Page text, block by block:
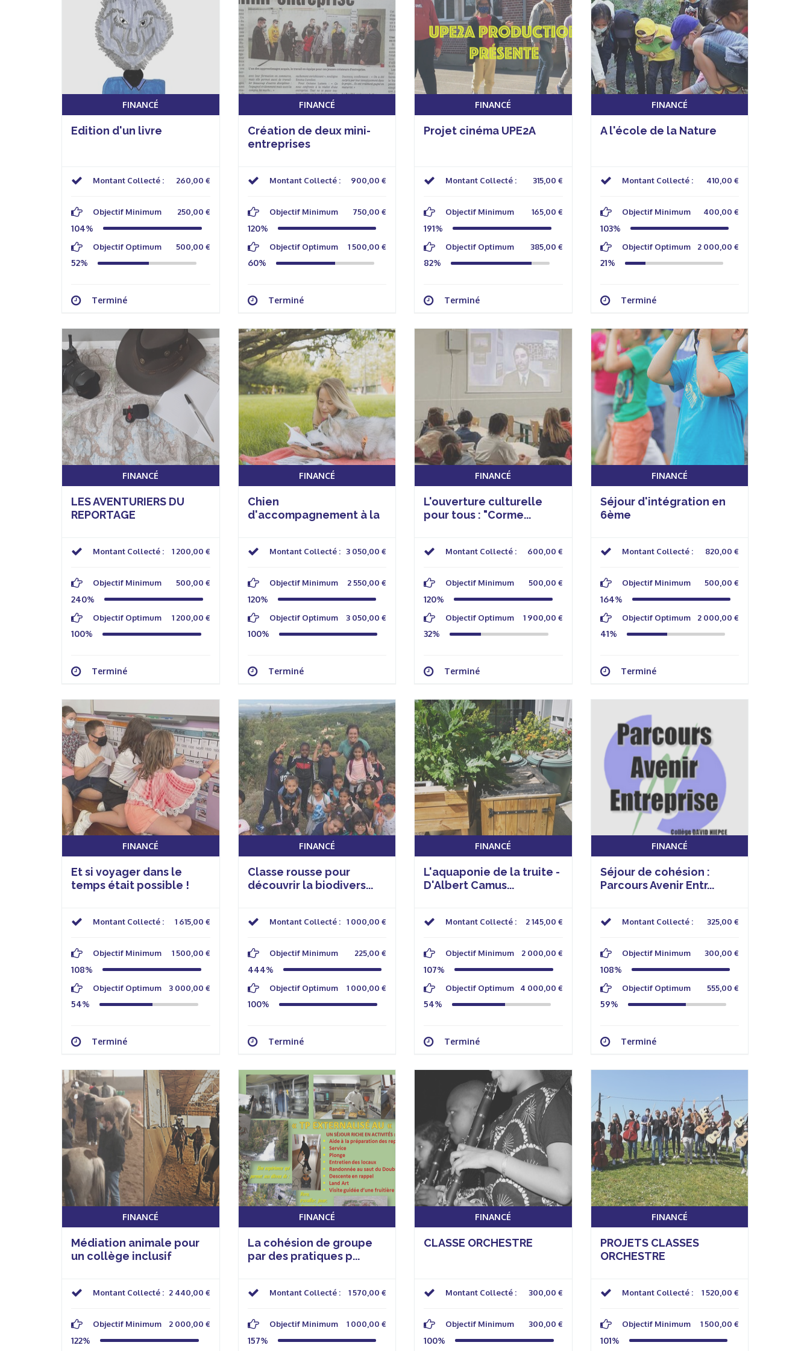
FINANCÉ
Edition d'un livre
Montant Collecté : 260,00 €
Objectif Minimum 250,00 €
104%
Objectif Optimum 500,00 €
52%
Terminé
FINANCÉ
Création de deux mini-
entreprises
Montant Collecté : 900,00 €
Objectif Minimum 750,00 €
120%
Objectif Optimum 1 500,00 €
60%
Terminé
FINANCÉ
Projet cinéma UPE2A
Montant Collecté : 315,00 €
Objectif Minimum 165,00 €
191%
Objectif Optimum 385,00 €
82%
Terminé
FINANCÉ
A l'école de la Nature
Montant Collecté : 410,00 €
Objectif Minimum 400,00 €
103%
Objectif Optimum 2 000,00 €
21%
Terminé
FINANCÉ
LES AVENTURIERS DU
REPORTAGE
Montant Collecté : 1 200,00 €
Objectif Minimum 500,00 €
240%
Objectif Optimum 1 200,00 €
100%
Terminé
FINANCÉ
Chien
d'accompagnement à la
Montant Collecté : 3 050,00 €
Objectif Minimum 2 550,00 €
120%
Objectif Optimum 3 050,00 €
100%
Terminé
FINANCÉ
L'ouverture culturelle
pour tous : "Corme...
Montant Collecté : 600,00 €
Objectif Minimum 500,00 €
120%
Objectif Optimum 1 900,00 €
32%
Terminé
FINANCÉ
Séjour d'intégration en
6ème
Montant Collecté : 820,00 €
Objectif Minimum 500,00 €
164%
Objectif Optimum 2 000,00 €
41%
Terminé
FINANCÉ
Et si voyager dans le
temps était possible !
Montant Collecté : 1 615,00 €
Objectif Minimum 1 500,00 €
108%
Objectif Optimum 3 000,00 €
54%
Terminé
FINANCÉ
Classe rousse pour
découvrir la biodivers...
Montant Collecté : 1 000,00 €
Objectif Minimum 225,00 €
444%
Objectif Optimum 1 000,00 €
100%
Terminé
FINANCÉ
L'aquaponie de la truite -
D'Albert Camus...
Montant Collecté : 2 145,00 €
Objectif Minimum 2 000,00 €
107%
Objectif Optimum 4 000,00 €
54%
Terminé
FINANCÉ
Séjour de cohésion :
Parcours Avenir Entr...
Montant Collecté : 325,00 €
Objectif Minimum 300,00 €
108%
Objectif Optimum 555,00 €
59%
Terminé
FINANCÉ
Médiation animale pour
un collège inclusif
Montant Collecté : 2 440,00 €
Objectif Minimum 2 000,00 €
122%
FINANCÉ
La cohésion de groupe
par des pratiques p...
Montant Collecté : 1 570,00 €
Objectif Minimum 1 000,00 €
157%
FINANCÉ
CLASSE ORCHESTRE
Montant Collecté : 300,00 €
Objectif Minimum 300,00 €
100%
FINANCÉ
PROJETS CLASSES
ORCHESTRE
Montant Collecté : 1 520,00 €
Objectif Minimum 1 500,00 €
101%